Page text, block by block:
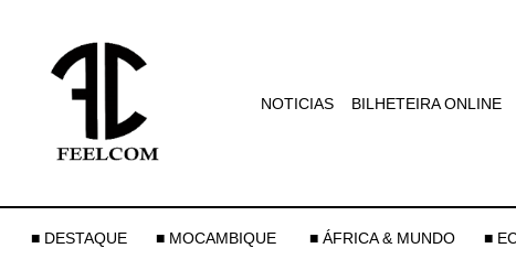
NOTICIAS BILHETEIRA ONLINE
■ DESTAQUE ■ MOCAMBIQUE ■ ÁFRICA & MUNDO ■